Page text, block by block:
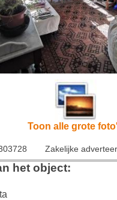
Toon alle grote
Zakelijke
het object: